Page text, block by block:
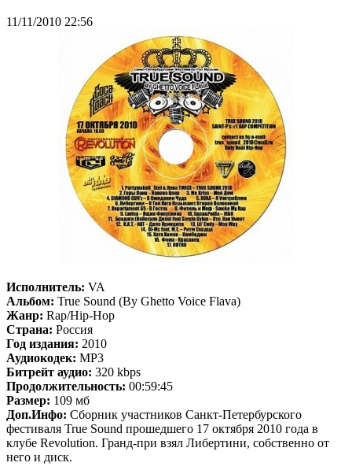
11/11/2010 22:56
Исполнитель: VA
Альбом: True Sound (By Ghetto Voice Flava)
Жанр: Rap/Hip-Hop
Страна: Россия
Год издания: 2010
Аудиокодек: MP3
Битрейт аудио: 320 kbps
Продолжительность: 00:59:45
Размер: 109 мб
Доп.Инфо: Сборник участников Санкт-Петербурского
фестиваля True Sound прошедшего 17 октября 2010 года в
клубе Revolution. Гранд-при взял Либертини, собственно от
него и диск.